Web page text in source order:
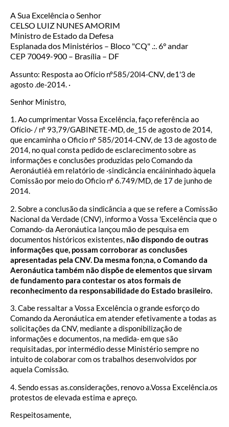
A Sua Excelência o Senhor
CELSO LUIZ NUNES AMORIM
Ministro de Estado da Defesa
Esplanada dos Ministérios – Bloco "CQ" .:. 6° andar
CEP 70049-900 – Brasília – DF
Assunto: Resposta ao Ofício nº585/20l4-CNV, de1'3 de
agosto .de-2014. ·
Senhor Ministro,
1. Ao cumprimentar Vossa Excelência, faço referência ao
Ofício· / nº 93,79/GABINETE-MD, de_15 de agosto de 2014,
que encaminha o Oficio nº 585/2014-CNV, de 13 de agosto de
2014, no qual consta pedido de esclarecimento sobre as
informações e conclusões produzidas pelo Comando da
Aeronáutiéà em relatório de ·sindicância encáininhado àquela
Comissão por meio do Oficio nº 6.749/MD, de 17 de junho de
2014.
2. Sobre a conclusão da sindicância a que se refere a Comissão
Nacional da Verdade (CNV), informo a Vossa 'Excelência que o
Comando· da Aeronáutica lançou mão de pesquisa em
documentos históricos existentes, não dispondo de outras
informações que, possam corroborar as conclusões
apresentadas pela CNV. Da mesma fon;na, o Comando da
Aeronáutica também não dispõe de elementos que sirvam
de fundamento para contestar os atos formais de
reconhecimento da responsabilidade do Estado brasileiro.
3. Cabe ressaltar a Vossa Excelência o grande esforço do
Comando da Aeronáutica em atender efetivamente a todas as
solicitações da CNV, mediante a disponibilização de
informações e documentos, na medida· em que são
requisitadas, por intermédio desse Ministério sempre no
intuito de colaborar com os trabalhos desenvolvidos por
aquela Comissão.
4. Sendo essas as.considerações, renovo a.Vossa Excelência.os
protestos de elevada estima e apreço.
Respeitosamente,